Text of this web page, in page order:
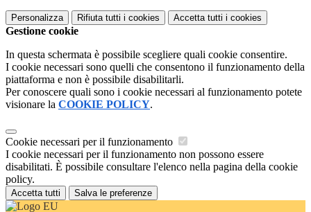
Personalizza Rifiuta tutti i cookies Accetta tutti i cookies
Gestione cookie
In questa schermata è possibile scegliere quali cookie consentire.
I cookie necessari sono quelli che consentono il funzionamento della
piattaforma e non è possibile disabilitarli.
Per conoscere quali sono i cookie necessari al funzionamento potete
visionare la COOKIE POLICY.
Cookie necessari per il funzionamento
I cookie necessari per il funzionamento non possono essere
disabilitati. È possibile consultare l'elenco nella pagina della cookie
policy.
Accetta tutti Salva le preferenze